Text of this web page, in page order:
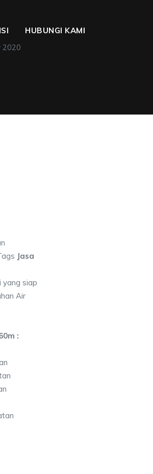
HUBUNGI KAMI
2020
Jasa
yang siap
Air
: